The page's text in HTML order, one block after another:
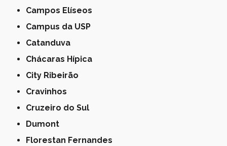
Campos Elíseos
Campus da USP
Catanduva
Chácaras Hípica
City Ribeirão
Cravinhos
Cruzeiro do Sul
Dumont
Florestan Fernandes